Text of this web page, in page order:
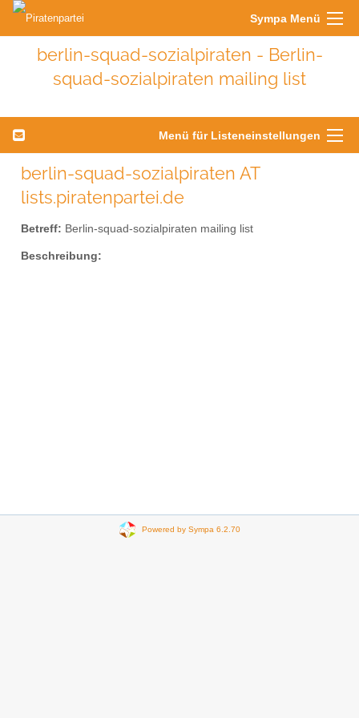
Sympa Menü
berlin-squad-sozialpiraten - Berlin-
squad-sozialpiraten mailing list
Menü für Listeneinstellungen
berlin-squad-sozialpiraten AT
lists.piratenpartei.de
Betreff: Berlin-squad-sozialpiraten mailing list
Beschreibung:
Powered by Sympa 6.2.70